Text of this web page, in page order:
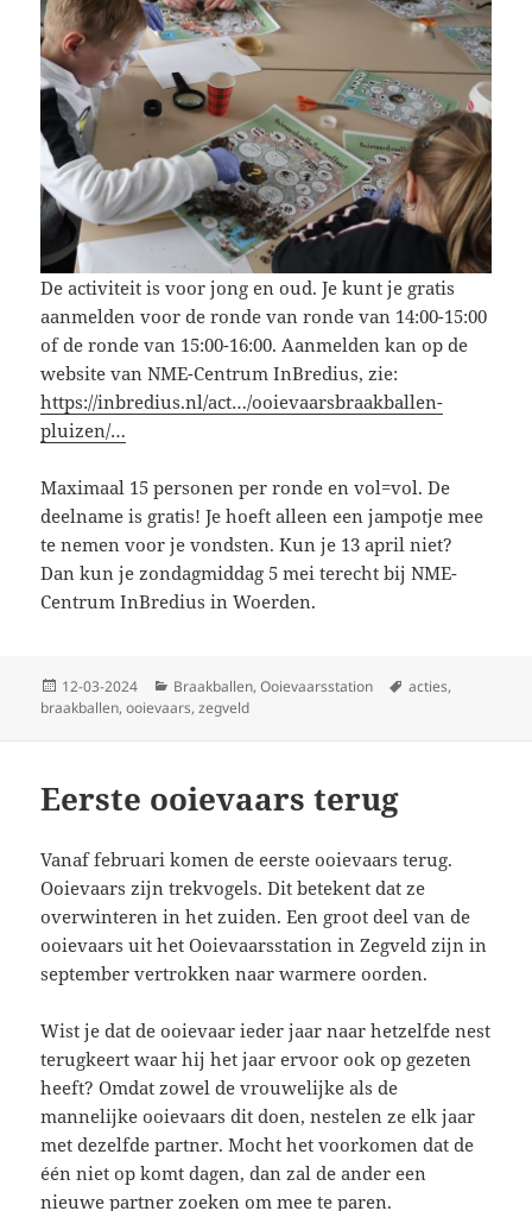
De activiteit is voor jong en oud. Je kunt je gratis
aanmelden voor de ronde van ronde van 14:00-15:00
of de ronde van 15:00-16:00. Aanmelden kan op de
website van NME-Centrum InBredius, zie:
https://inbredius.nl/act…/ooievaarsbraakballen-
pluizen/…
Maximaal 15 personen per ronde en vol=vol. De
deelname is gratis! Je hoeft alleen een jampotje mee
te nemen voor je vondsten. Kun je 13 april niet?
Dan kun je zondagmiddag 5 mei terecht bij NME-
Centrum InBredius in Woerden.
Geplaatst
op
12-03-2024 Categorieën
Braakballen,Ooievaarsstation Tags
acties,
braakballen,ooievaars,zegveld
Eerste ooievaars terug
Vanaf februari komen de eerste ooievaars terug.
Ooievaars zijn trekvogels. Dit betekent dat ze
overwinteren in het zuiden. Een groot deel van de
ooievaars uit het Ooievaarsstation in Zegveld zijn in
september vertrokken naar warmere oorden.
Wist je dat de ooievaar ieder jaar naar hetzelfde nest
terugkeert waar hij het jaar ervoor ook op gezeten
heeft? Omdat zowel de vrouwelijke als de
mannelijke ooievaars dit doen, nestelen ze elk jaar
met dezelfde partner. Mocht het voorkomen dat de
één niet op komt dagen, dan zal de ander een
nieuwe partner zoeken om mee te paren.